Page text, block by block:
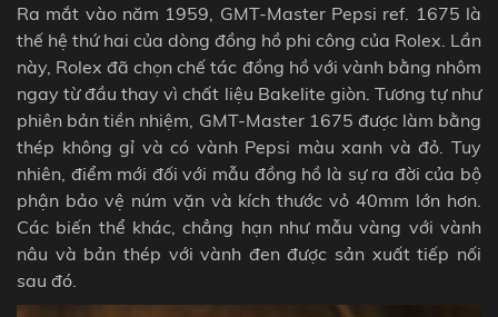
Ra mắt vào năm 1959, GMT-Master Pepsi ref. 1675 là
thế hệ thứ hai của dòng đồng hồ phi công của Rolex. Lần
này, Rolex đã chọn chế tác đồng hồ với vành bằng nhôm
ngay từ đầu thay vì chất liệu Bakelite giòn. Tương tự như
phiên bản tiền nhiệm, GMT-Master 1675 được làm bằng
thép không gỉ và có vành Pepsi màu xanh và đỏ. Tuy
nhiên, điểm mới đối với mẫu đồng hồ là sự ra đời của bộ
phận bảo vệ núm vặn và kích thước vỏ 40mm lớn hơn.
Các biến thể khác, chẳng hạn như mẫu vàng với vành
nâu và bản thép với vành đen được sản xuất tiếp nối
sau đó.